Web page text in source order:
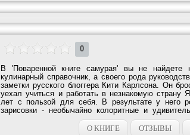
0
В 'Поваренной книге самурая' вы не найдете
кулинарный справочник, а своего рода
заметки русского блоггера Кити Карлсона. Он
уехал учиться и работать в незнакомую
лет с пользой для себя. В результате у него
зарисовки - необычайно колоритные и
О КНИГЕ
ОТЗЫВЫ